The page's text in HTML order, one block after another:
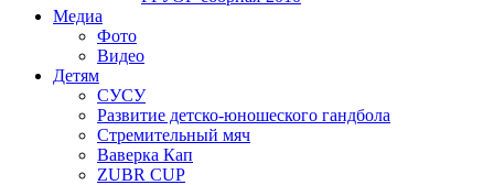
Медиа
Фото
Видео
Детям
СУСУ
Развитие детско-юношеского гандбола
Стремительный мяч
Ваверка Кап
ZUBR CUP